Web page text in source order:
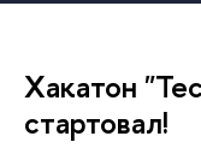
Хакатон
стартовал!